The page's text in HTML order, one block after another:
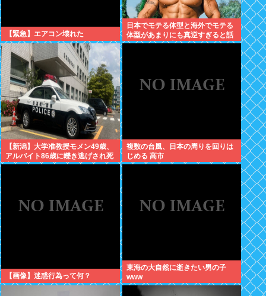
【緊急】エアコン壊れた
日本でモテる体型と海外でモテる
体型があまりにも真逆すぎると話
題に。何故日本人はヒョロガリを
【新潟】大学准教授モメン49歳、
アルバイト86歳に轢き逃げされ死
亡
複数の台風、日本の周りを回りは
じめる 高市
【画像】迷惑行為って何？
東海の大自然に逝きたい男の子
www